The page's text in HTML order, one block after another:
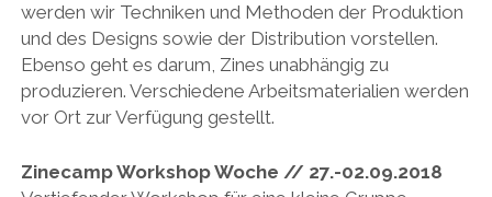
werden wir Techniken und Methoden der Produktion
und des Designs sowie der Distribution vorstellen.
Ebenso geht es darum, Zines unabhängig zu
produzieren. Verschiedene Arbeitsmaterialien werden
vor Ort zur Verfügung gestellt.
Zinecamp Workshop Woche // 27.-02.09.2018